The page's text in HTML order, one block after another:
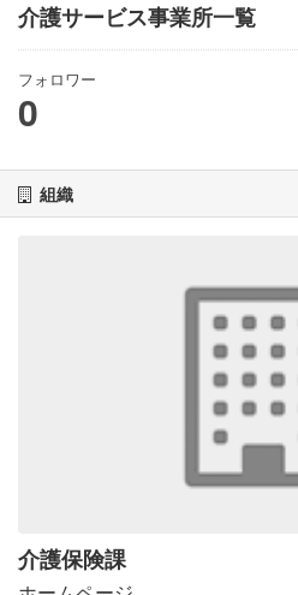
介護サービス事業所一覧
フォロワー
0
組織
介護保険課